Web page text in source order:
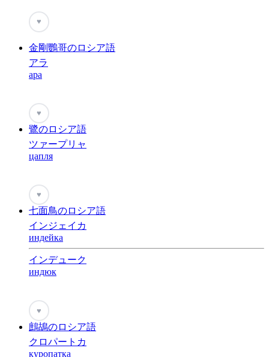
♥
金剛鸚哥のロシア語
アラ
ара
♥
鷺のロシア語
ツァープリャ
цапля
♥
七面鳥のロシア語
インジェイカ
индейка
インデューク
индюк
♥
鷓鴣のロシア語
クロパートカ
куропатка